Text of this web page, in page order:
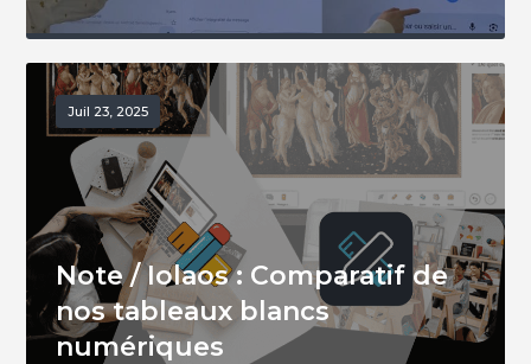
Juil 23, 2025
Note / Iolaos : Comparatif de
nos tableaux blancs
numériques